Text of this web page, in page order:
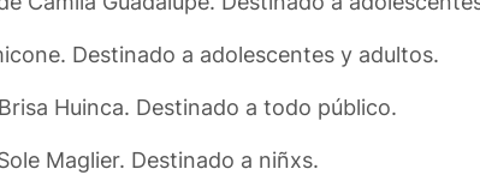
Destinado a adolescentes y adultos.
Huinca. Destinado a todo público.
Maglier. Destinado a niñxs.